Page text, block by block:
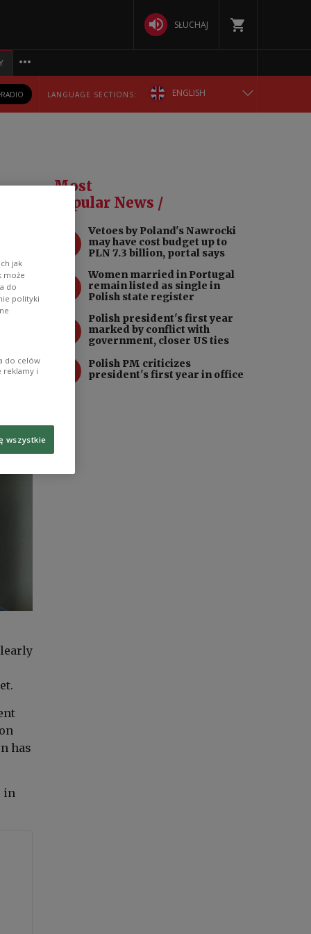
SŁUCHAJ
RADIO LANGUAGE SECTIONS: ENGLISH
РУССКИЙ
УКРАЇНСЬКА
has
in
Most
Popular News /
Vetoes by Poland's Nawrocki
may have cost budget up to
PLN 7.3 billion, portal says
Women married in Portugal
remain listed as single in
Polish state register
Polish president's first year
marked by conflict with
government, closer US ties
Polish PM criticizes
president's first year in office
jak
może
do
polityki
do celów
reklamy i
wszystkie